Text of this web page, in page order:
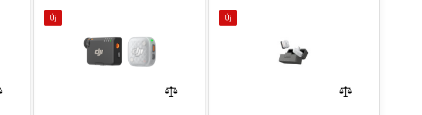
Új Új